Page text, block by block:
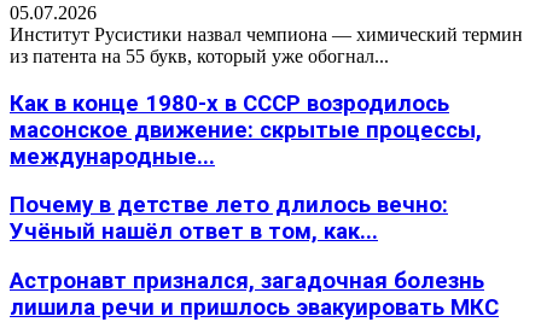
05.07.2026
Институт Русистики назвал чемпиона — химический термин
из патента на 55 букв, который уже обогнал...
Как в конце 1980-х в СССР возродилось
масонское движение: скрытые процессы,
международные...
Почему в детстве лето длилось вечно:
Учёный нашёл ответ в том, как...
Астронавт признался, загадочная болезнь
лишила речи и пришлось эвакуировать МКС